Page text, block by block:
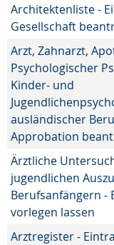
Architektenliste -
Gesellschaft
Arzt, Zahnarzt,
Psychologischer
Kinder- und
ausländischer
Approbation
Ärztliche
jugendlichen
Berufsanfängern -
vorlegen lassen
Arztregister -